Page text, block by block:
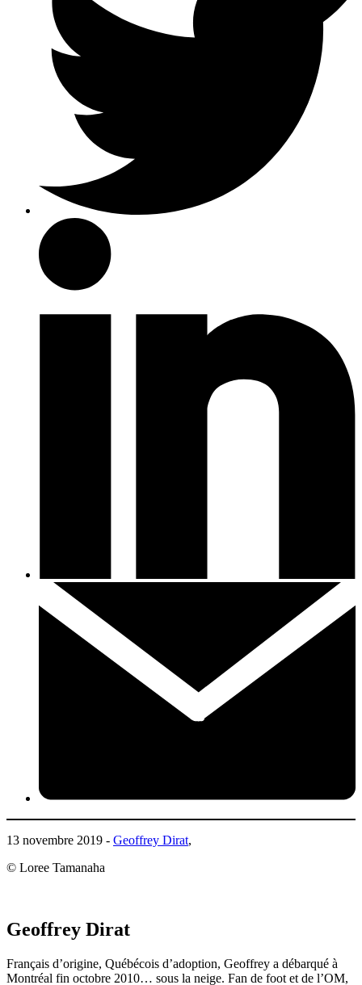
13 novembre 2019 - Geoffrey Dirat,
© Loree Tamanaha
Geoffrey Dirat
Français d’origine, Québécois d’adoption, Geoffrey a débarqué à
Montréal fin octobre 2010… sous la neige. Fan de foot et de l’OM,